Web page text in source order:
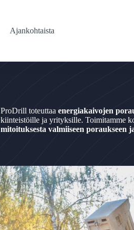
Ajankohtaista
ProDrill toteuttaa energiakaivojen
kiinteistöille ja yrityksille. Toimitamme
mitoituksesta valmiiseen poraukseen